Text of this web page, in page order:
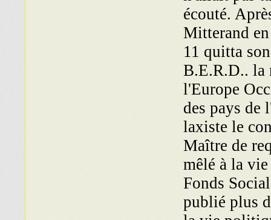
écouté.
Mitterand
11 quitta
B.E.R.D.. la
l'Europe
des pays de
laxiste le
Maître de
mêlé à la
Fonds
publié plus